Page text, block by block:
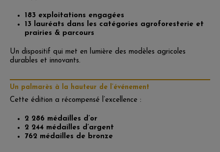
183 exploitations engagées
13 lauréats dans les catégories agroforesterie et
prairies & parcours
Un dispositif qui met en lumière des modèles agricoles
durables et innovants.
Un palmarès à la hauteur de l’événement
Cette édition a récompensé l’excellence :
2 286 médailles d’or
2 244 médailles d’argent
762 médailles de bronze